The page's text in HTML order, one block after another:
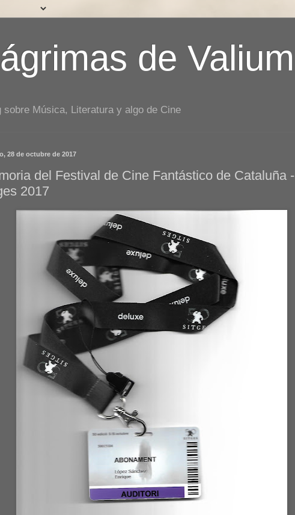
de Valium
sobre Música, Literatura y algo de Cine
28 de octubre de 2017
del Festival de Cine Fantástico de Cataluña -
2017